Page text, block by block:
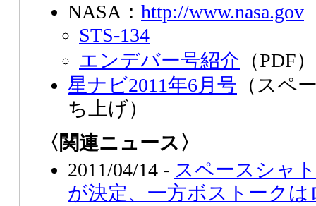
NASA： http://www.nasa.gov
STS-134
エンデバー号紹介 （PDF）
星ナビ2011年6月号 （スペ
ち上げ）
〈関連ニュース〉
2011/04/14 - スペースシャ
が決定、一方ボストークは